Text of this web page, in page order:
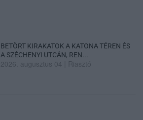
BETÖRT KIRAKATOK A KATONA TÉREN ÉS
A SZÉCHENYI UTCÁN, REN...
2026. augusztus 04 Riasztó